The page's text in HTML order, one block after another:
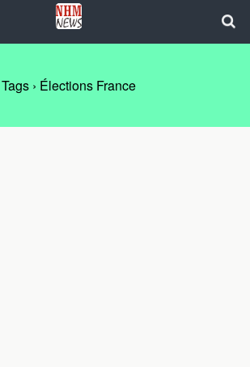
Tags › Élections France